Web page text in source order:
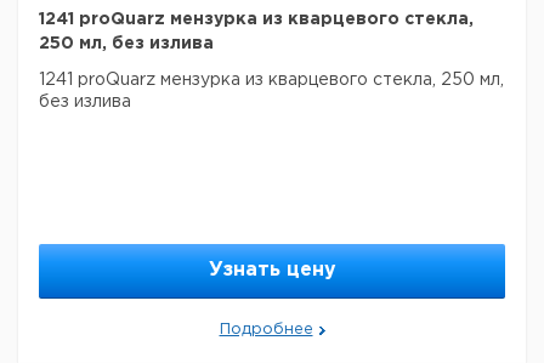
1241 proQuarz мензурка из кварцевого стекла,
250 мл, без излива
1241 proQuarz мензурка из кварцевого стекла, 250 мл,
без излива
Узнать цену
Подробнее